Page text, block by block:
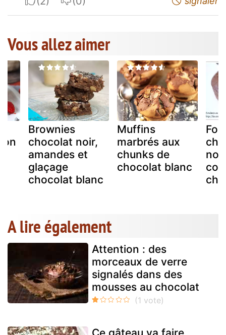
Vous allez aimer
Brownies
chocolat noir,
amandes et
glaçage
chocolat blanc
Muffins
marbrés aux
chunks de
chocolat blanc
A lire également
Attention : des
morceaux de verre
signalés dans des
mousses au chocolat